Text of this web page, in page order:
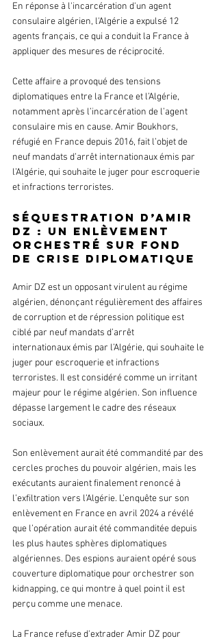
En réponse à l'incarcération d'un agent
consulaire algérien, l'Algérie a expulsé 12
agents français, ce qui a conduit la France à
appliquer des mesures de réciprocité.
Cette affaire a provoqué des tensions
diplomatiques entre la France et l’Algérie,
notamment après l’incarcération de l’agent
consulaire mis en cause. Amir Boukhors,
réfugié en France depuis 2016, fait l’objet de
neuf mandats d’arrêt internationaux émis par
l’Algérie, qui souhaite le juger pour escroquerie
et infractions terroristes.
Séquestration d’Amir
DZ : un enlèvement
orchestré sur fond
de crise diplomatique
Amir DZ est un opposant virulent au régime
algérien, dénonçant régulièrement des affaires
de corruption et de répression politique est
ciblé par neuf mandats d’arrêt
internationaux émis par l’Algérie, qui souhaite le
juger pour escroquerie et infractions
terroristes. Il est considéré comme un irritant
majeur pour le régime algérien. Son influence
dépasse largement le cadre des réseaux
sociaux.
Son enlèvement aurait été commandité par des
cercles proches du pouvoir algérien, mais les
exécutants auraient finalement renoncé à
l’exfiltration vers l’Algérie. L’enquête sur son
enlèvement en France en avril 2024 a révélé
que l’opération aurait été commanditée depuis
les plus hautes sphères diplomatiques
algériennes. Des espions auraient opéré sous
couverture diplomatique pour orchestrer son
kidnapping, ce qui montre à quel point il est
perçu comme une menace.
La France refuse d'extrader Amir DZ pour